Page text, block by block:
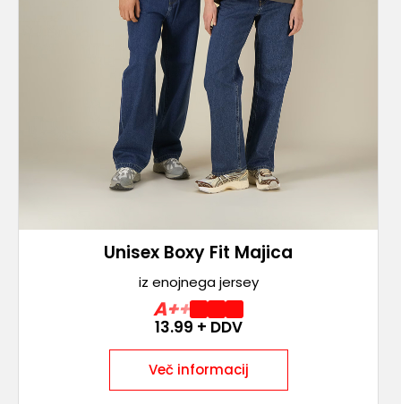
Unisex Boxy Fit Majica
iz enojnega jersey
A++
13.99 + DDV
Več informacij